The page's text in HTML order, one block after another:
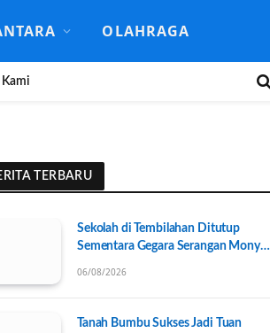
OLAHRAGA
Kami
TERBARU
Sekolah di Tembilahan Ditutup
Sementara Gegara Serangan Monyet
06/08/2026
Tanah Bumbu Sukses Jadi Tuan